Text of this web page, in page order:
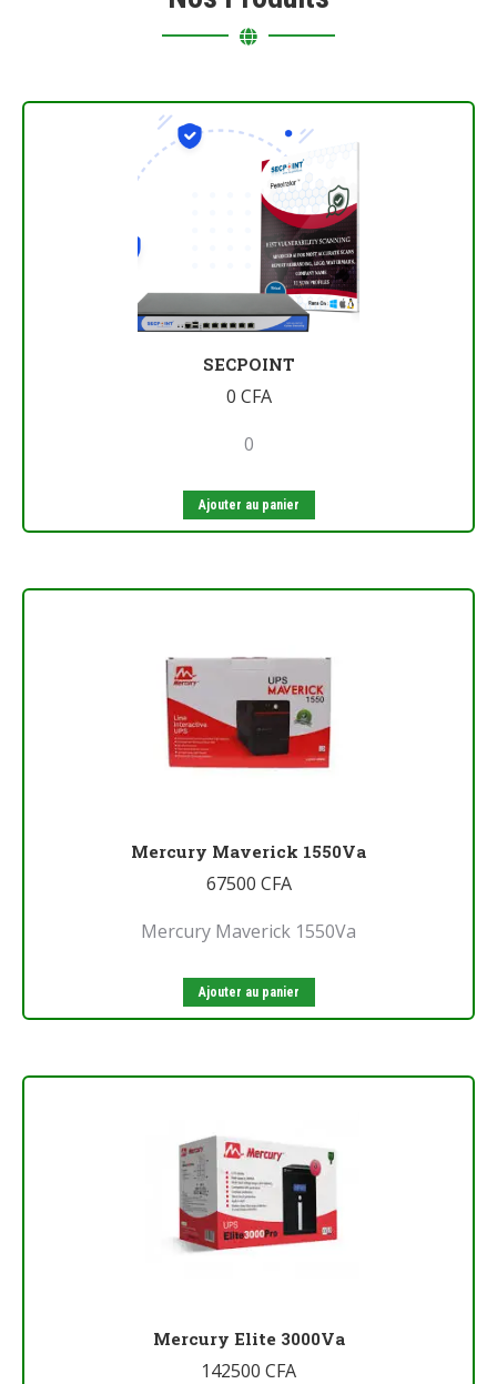
SECPOINT
0 CFA
0
Ajouter au panier
Mercury Maverick 1550Va
67500 CFA
Mercury Maverick 1550Va
Ajouter au panier
Mercury Elite 3000Va
142500 CFA